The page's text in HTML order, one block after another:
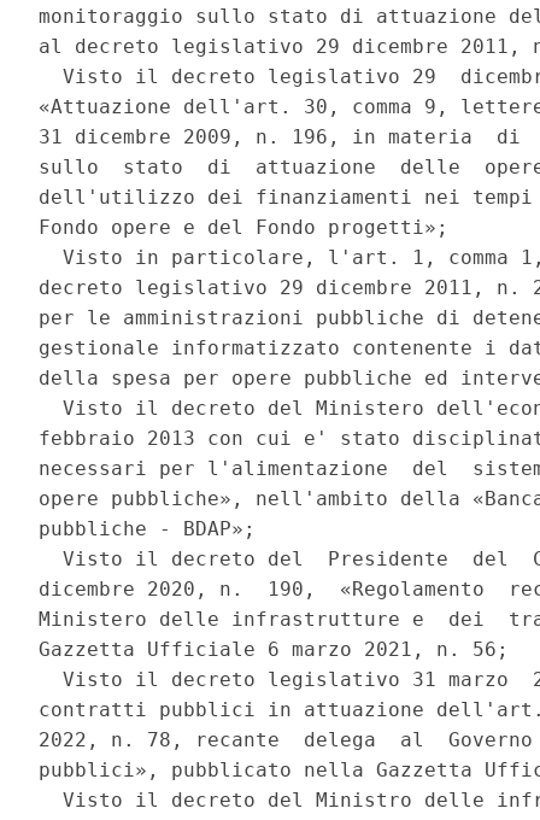
monitoraggio sullo stato di attuazione
al decreto legislativo 29 dicembre 2011,
Visto il decreto legislativo 29
«Attuazione dell'art. 30, comma 9,
31 dicembre 2009, n. 196, in materia  di
sullo  stato  di  attuazione  delle
dell'utilizzo dei finanziamenti nei
Fondo opere e del Fondo progetti»;
Visto in particolare, l'art. 1, comma
decreto legislativo 29 dicembre 2011, n.
per le amministrazioni pubbliche di
gestionale informatizzato contenente i
della spesa per opere pubbliche ed
Visto il decreto del Ministero
febbraio 2013 con cui e' stato
necessari per l'alimentazione  del
opere pubbliche», nell'ambito della
pubbliche - BDAP»;
Visto il decreto del  Presidente  del
dicembre 2020, n.  190,  «Regolamento
Ministero delle infrastrutture e  dei
Gazzetta Ufficiale 6 marzo 2021, n. 56;
Visto il decreto legislativo 31 marzo
contratti pubblici in attuazione
2022, n. 78, recante  delega  al
pubblici», pubblicato nella Gazzetta
Visto il decreto del Ministro delle